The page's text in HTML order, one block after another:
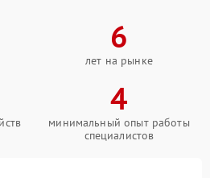
6
лет на рынке
4
минимальный опыт работы
специалистов